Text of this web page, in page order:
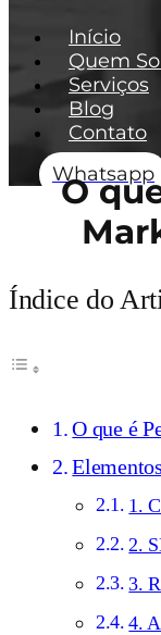
Início
Quem
Serviços
Blog
Contato
Whatsapp
O
Índice do
O que é
1.
2.
3.
4.